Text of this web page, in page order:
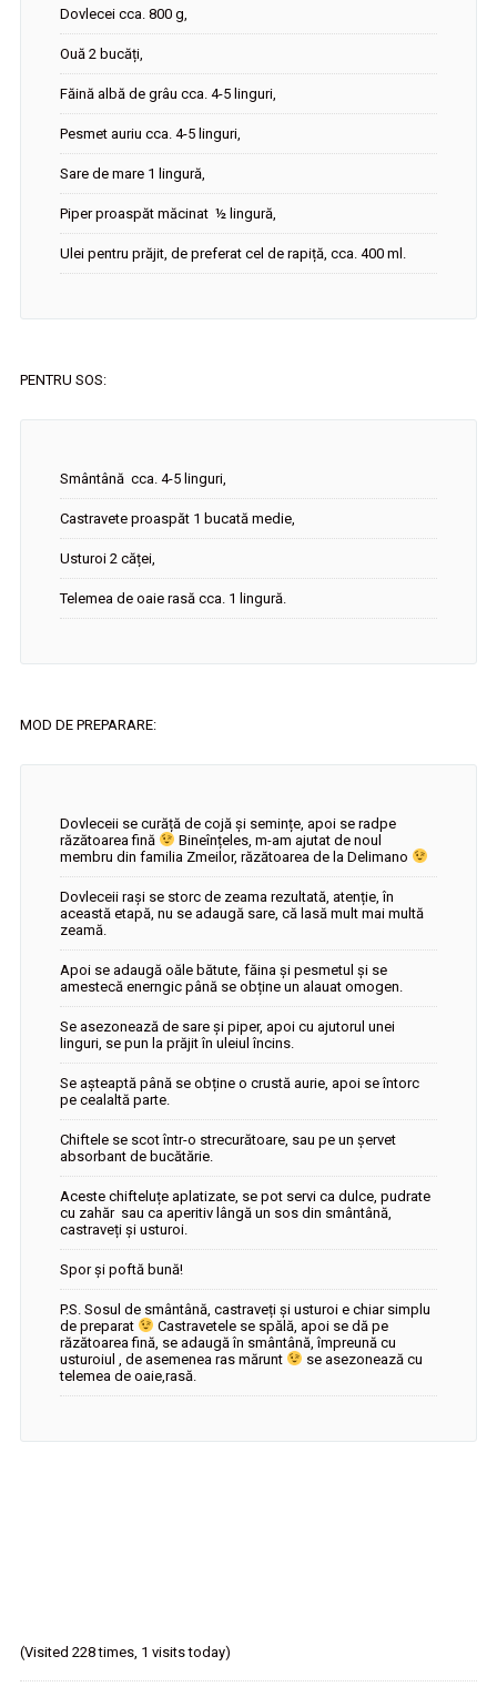
Dovlecei cca. 800 g,
Ouă 2 bucăți,
Făină albă de grâu cca. 4-5 linguri,
Pesmet auriu cca. 4-5 linguri,
Sare de mare 1 lingură,
Piper proaspăt măcinat ½ lingură,
Ulei pentru prăjit, de preferat cel de rapiță, cca. 400 ml.
PENTRU SOS:
Smântână cca. 4-5 linguri,
Castravete proaspăt 1 bucată medie,
Usturoi 2 căței,
Telemea de oaie rasă cca. 1 lingură.
MOD DE PREPARARE:
Dovleceii se curăță de cojă și semințe, apoi se radpe
răzătoarea fină
Bineînțeles, m-am ajutat de noul
membru din familia Zmeilor, răzătoarea de la Delimano
Dovleceii rași se storc de zeama rezultată, atenție, în
această etapă, nu se adaugă sare, că lasă mult mai multă
zeamă.
Apoi se adaugă oăle bătute, făina și pesmetul și se
amestecă enerngic până se obține un alauat omogen.
Se asezonează de sare și piper, apoi cu ajutorul unei
linguri, se pun la prăjit în uleiul încins.
Se așteaptă până se obține o crustă aurie, apoi se întorc
pe cealaltă parte.
Chiftele se scot într-o strecurătoare, sau pe un șervet
absorbant de bucătărie.
Aceste chifteluțe aplatizate, se pot servi ca dulce, pudrate
cu zahăr sau ca aperitiv lângă un sos din smântână,
castraveți și usturoi.
Spor și poftă bună!
P.S. Sosul de smântână, castraveți și usturoi e chiar simplu
de preparat
Castravetele se spălă, apoi se dă pe
răzătoarea fină, se adaugă în smântână, împreună cu
usturoiul , de asemenea ras mărunt
se asezonează cu
telemea de oaie,rasă.
(Visited 228 times, 1 visits today)